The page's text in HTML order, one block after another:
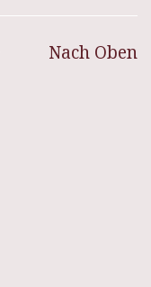
Nach Oben